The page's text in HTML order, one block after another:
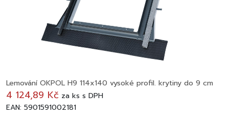
Lemování OKPOL H9 114x140 vysoké profil. krytiny do 9 cm
4 124,89 Kč za ks s DPH
EAN: 5901591002181